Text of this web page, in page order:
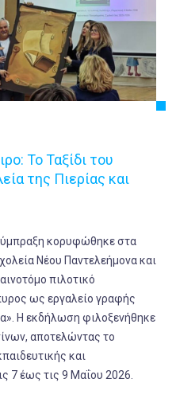
Το Ταξίδι του
της Πιερίας και
κορυφώθηκε στα
Νέου Παντελεήμονα και
πιλοτικό
ως εργαλείο γραφής
Η εκδήλωση φιλοξενήθηκε
αποτελώντας το
και
7 έως τις 9 Μαΐου 2026.
Δελτίο